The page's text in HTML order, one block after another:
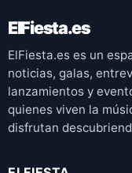
ElFiesta.es
ElFiesta.es es un
noticias, galas,
lanzamientos y
quienes viven la
disfrutan